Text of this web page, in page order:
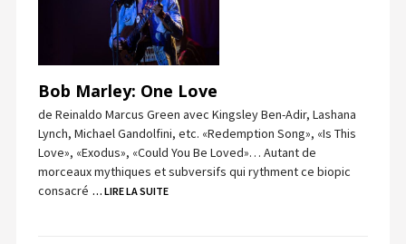
Bob Marley: One Love
de Reinaldo Marcus Green avec Kingsley Ben-Adir, Lashana
Lynch, Michael Gandolfini, etc. «Redemption Song», «Is This
Love», «Exodus», «Could You Be Loved»… Autant de
morceaux mythiques et subversifs qui rythment ce biopic
consacré … LIRE LA SUITE